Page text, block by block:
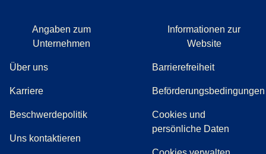
Angaben zum
Unternehmen
Über uns
Karriere
Beschwerdepolitik( Öffnet einen neuen Tab )
( öffnet eine PDF)
Uns kontaktieren
Informationen zur
Website
Barrierefreiheit
Beförderungsbedingungen
Cookies und
persönliche Daten